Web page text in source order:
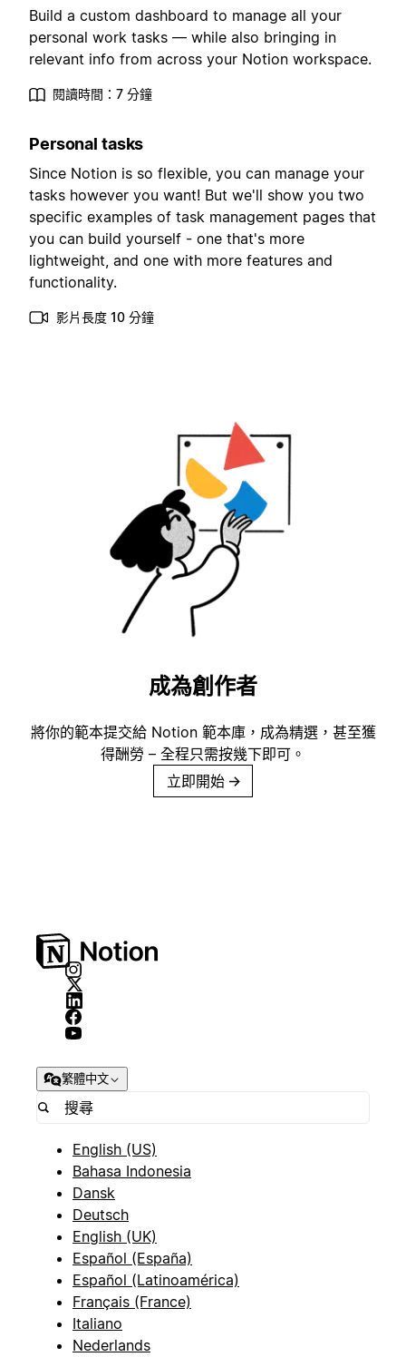
Build a custom dashboard to manage all your
personal work tasks — while also bringing in
relevant info from across your Notion workspace.
閱讀時間：7 分鐘
Personal tasks
Since Notion is so flexible, you can manage your
tasks however you want! But we'll show you two
specific examples of task management pages that
you can build yourself - one that's more
lightweight, and one with more features and
functionality.
影片長度 10 分鐘
成為創作者
將你的範本提交給 Notion 範本庫，成為精選，甚至獲
得酬勞 – 全程只需按幾下即可。
立即開始 →
繁體中文
English (US)
Bahasa Indonesia
Dansk
Deutsch
English (UK)
Español (España)
Español (Latinoamérica)
Français (France)
Italiano
Nederlands